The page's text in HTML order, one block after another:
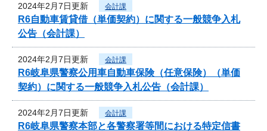
2024年2月7日更新 会計課
R6自動車賃貸借（単価契約）に関する一般競争入札
公告（会計課）
2024年2月7日更新 会計課
R6岐阜県警察公用車自動車保険（任意保険）（単価
契約）に関する一般競争入札公告（会計課）
2024年2月7日更新 会計課
R6岐阜県警察本部と各警察署等間における特定信書